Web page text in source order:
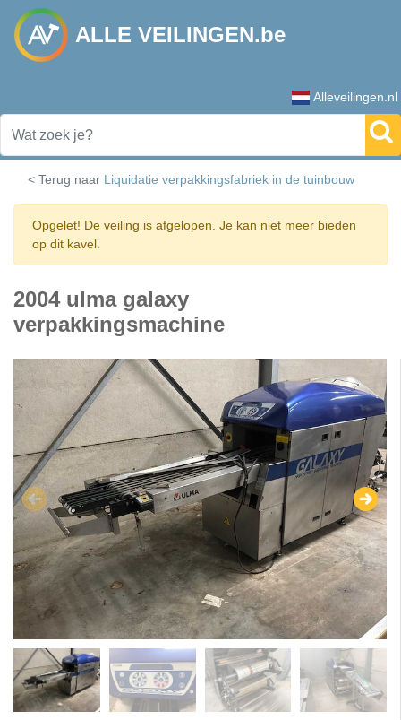
ALLE VEILINGEN.be
Alleveilingen.nl
< Terug naar Liquidatie verpakkingsfabriek in de tuinbouw
Opgelet! De veiling is afgelopen. Je kan niet meer bieden
op dit kavel.
2004 ulma galaxy
verpakkingsmachine